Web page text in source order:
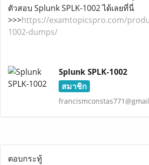
ตัวสอบ Splunk SPLK-1002 ได้เลยที่นี่
>>>https://examtopicspro.com/
1002-dumps/
Splunk SPLK-1002
สมาชิก
ตอบกระทู้